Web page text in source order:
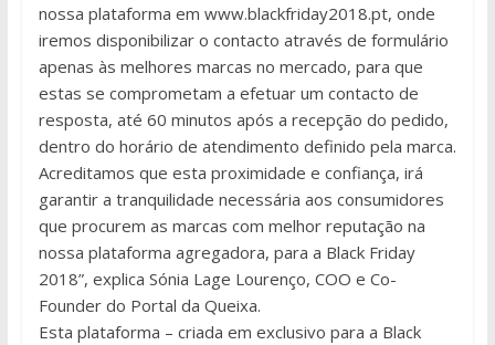
nossa plataforma em www.blackfriday2018.pt, onde
iremos disponibilizar o contacto através de formulário
apenas às melhores marcas no mercado, para que
estas se comprometam a efetuar um contacto de
resposta, até 60 minutos após a recepção do pedido,
dentro do horário de atendimento definido pela marca.
Acreditamos que esta proximidade e confiança, irá
garantir a tranquilidade necessária aos consumidores
que procurem as marcas com melhor reputação na
nossa plataforma agregadora, para a Black Friday
2018”, explica Sónia Lage Lourenço, COO e Co-
Founder do Portal da Queixa.
Esta plataforma – criada em exclusivo para a Black